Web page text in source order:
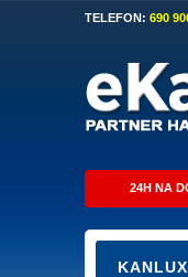
TELEFON: 690
24H NA
KANLUX